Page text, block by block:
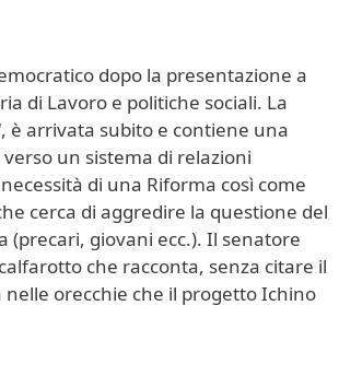
dopo la presentazione a
di Lavoro e politiche sociali. La
è arrivata subito e contiene una
un sistema di relazioni
di una Riforma così come
cerca di aggredire la questione del
(precari, giovani ecc.). Il senatore
che racconta, senza citare il
orecchie che il progetto Ichino